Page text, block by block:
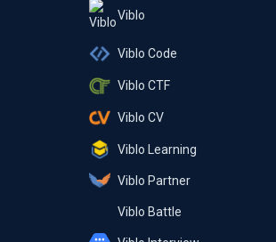
Viblo
Viblo Code
Viblo CTF
Viblo CV
Viblo Learning
Viblo Partner
Viblo Battle